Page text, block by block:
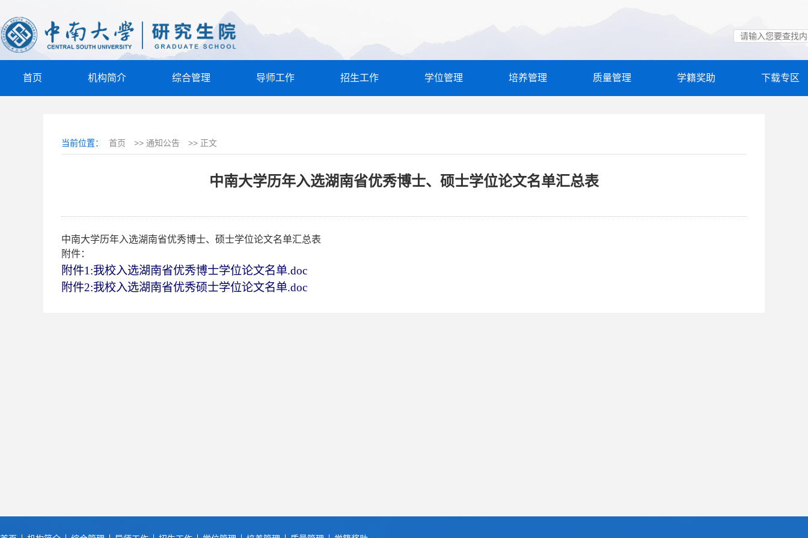
首页 机构简介 综合管理 导师工作 招生工作 学位管理 培养管理 质量管理 学籍奖助 下载专区
当前位置： 首页 >> 通知公告 >> 正文
中南大学历年入选湖南省优秀博士、硕士学位论文名单汇总表
中南大学历年入选湖南省优秀博士、硕士学位论文名单汇总表
附件：
附件1:我校入选湖南省优秀博士学位论文名单.doc
附件2:我校入选湖南省优秀硕士学位论文名单.doc